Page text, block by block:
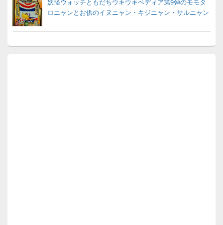
ロニャンとお供のイヌニャン・キジニャン・サルニャン